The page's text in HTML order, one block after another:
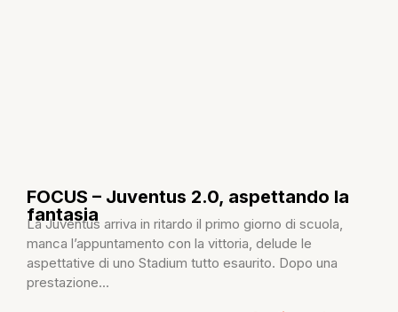
FOCUS – Juventus 2.0, aspettando la
fantasia
La Juventus arriva in ritardo il primo giorno di scuola,
manca l’appuntamento con la vittoria, delude le
aspettative di uno Stadium tutto esaurito. Dopo una
prestazione...